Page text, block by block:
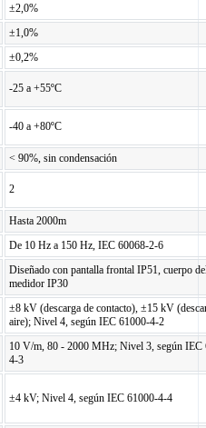
±2,0%
±1,0%
±0,2%
-25 a +55ºC
-40 a +80ºC
< 90%, sin condensación
2
Hasta 2000m
De 10 Hz a 150 Hz, IEC 60068-2-6
Diseñado con pantalla frontal IP51, cuerpo
medidor IP30
±8 kV (descarga de contacto), ±15 kV
aire); Nivel 4, según IEC 61000-4-2
10 V/m, 80 - 2000 MHz; Nivel 3, según IEC
4-3
±4 kV; Nivel 4, según IEC 61000-4-4